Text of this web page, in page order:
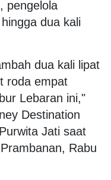
pengelola
dua kali
dua kali lipat
roda empat
Lebaran ini,"
Destination
Jati saat
Rabu